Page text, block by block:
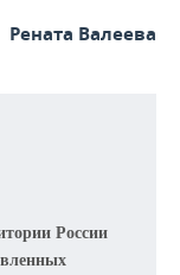
Рената Валеева
России